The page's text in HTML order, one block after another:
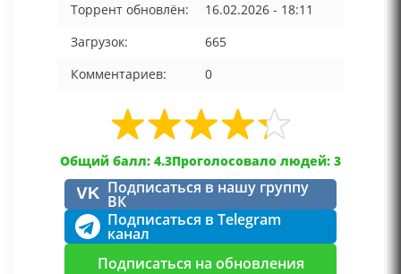
Торрент обновлён:
16.02.2026 - 18:11
Загрузок:
665
Комментариев:
0
Общий балл: 4.3Проголосовало людей: 3
VK Подписаться в нашу группу
ВК
Подписаться в Telegram
канал
Подписаться на обновления